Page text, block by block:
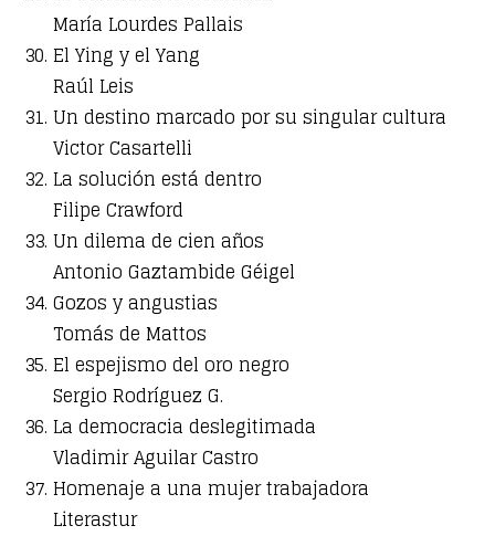
María Lourdes Pallais
El Ying y el Yang
Raúl Leis
Un destino marcado por su singular cultura
Victor Casartelli
La solución está dentro
Filipe Crawford
Un dilema de cien años
Antonio Gaztambide Géigel
Gozos y angustias
Tomás de Mattos
El espejismo del oro negro
Sergio Rodríguez G.
La democracia deslegitimada
Vladimir Aguilar Castro
Homenaje a una mujer trabajadora
Literastur